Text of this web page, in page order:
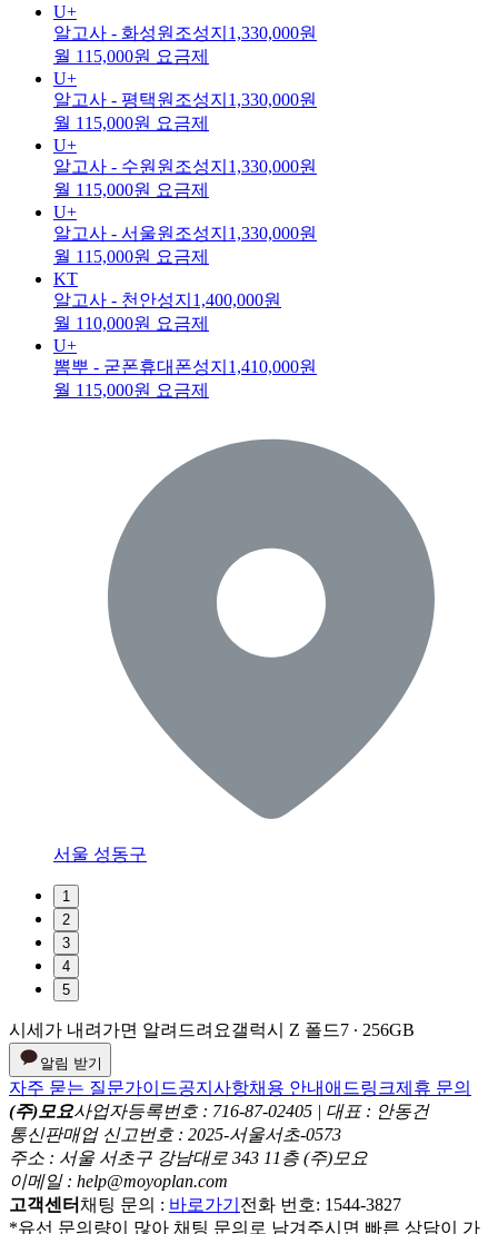
U+
알고사 - 화성원조성지 1,330,000원
월 115,000원 요금제
U+
알고사 - 평택원조성지 1,330,000원
월 115,000원 요금제
U+
알고사 - 수원원조성지 1,330,000원
월 115,000원 요금제
U+
알고사 - 서울원조성지 1,330,000원
월 115,000원 요금제
KT
알고사 - 천안성지 1,400,000원
월 110,000원 요금제
U+
뽐뿌 - 굳폰휴대폰성지 1,410,000원
월 115,000원 요금제
서울 성동구
1
2
3
4
5
시세가 내려가면 알려드려요갤럭시 Z 폴드7 ∙ 256GB
알림 받기
자주 묻는 질문가이드공지사항채용 안내 애드링크제휴 문의
(주)모요사업자등록번호 : 716-87-02405 | 대표 : 안동건
통신판매업 신고번호 : 2025-서울서초-0573
주소 : 서울 서초구 강남대로 343 11층 (주)모요
이메일 : help@moyoplan.com
고객센터 채팅 문의 : 바로가기 전화 번호: 1544-3827
*유선 문의량이 많아 채팅 문의로 남겨주시면 빠른 상담이 가